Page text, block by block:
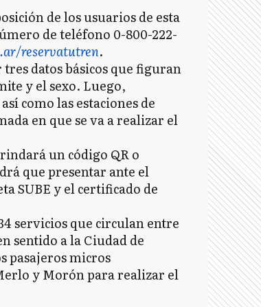
de los usuarios de esta
de teléfono 0-800-222-
reservatutren.
tres datos básicos que figuran
y el sexo. Luego,
como las estaciones de
en que se va a realizar el
un código QR o
que presentar ante el
SUBE y el certificado de
servicios que circulan entre
sentido a la Ciudad de
pasajeros micros
y Morón para realizar el